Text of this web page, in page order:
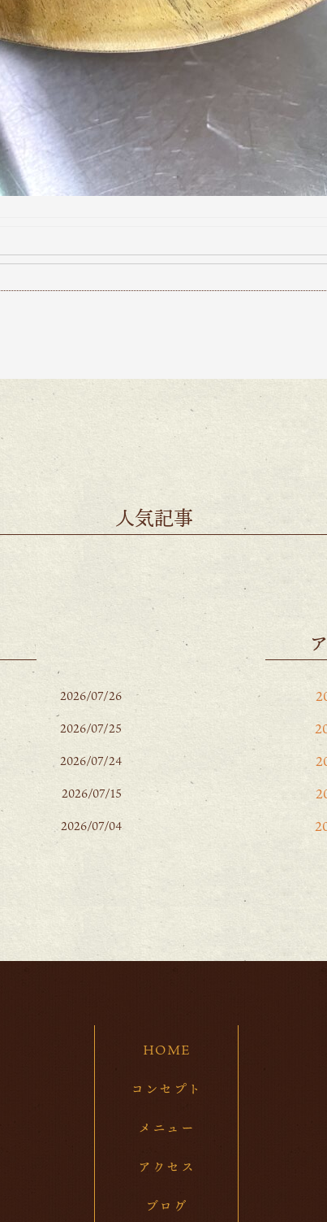
人気記事
2026/07/26
2026/07/25
2026/07/24
2026/07/15
2026/07/04
HOME
コンセプト
メニュー
アクセス
ブログ